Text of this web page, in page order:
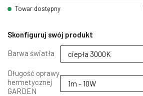
Towar dostępny
Skonfiguruj swój produkt
Barwa światła
Długość oprawy
hermetycznej
GARDEN